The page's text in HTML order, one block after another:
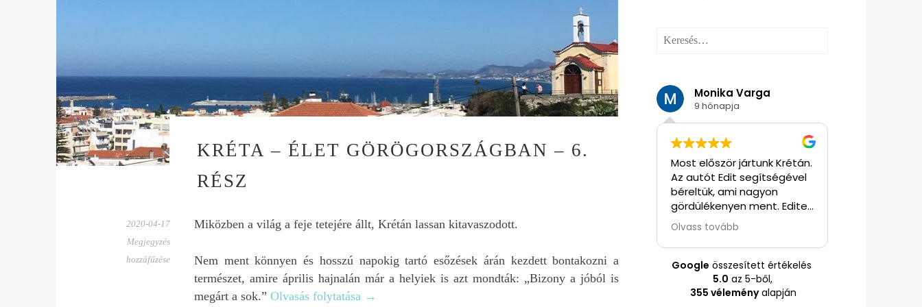
KRÉTA – ÉLET GÖRÖGORSZÁGBAN – 6.
RÉSZ
2020-04-17
Megjegyzés
hozzáfűzése
Miközben a világ a feje tetejére állt, Krétán lassan kitavaszodott.
Nem ment könnyen és hosszú napokig tartó esőzések árán kezdett bontakozni a
természet, amire április hajnalán már a helyiek is azt mondták: „Bizony a jóból is
megárt a sok.” Olvasás folytatása →
Keresés:
László Tóth
8 hónapja
előzetesen már gyűjteni
honlapjára, ahol nagyon sok
hasznos információt
Olvass tovább
Monika Varga
9 hónapja
Most először jártunk Krétán.
Az autót Edit segítségével
béreltük, ami nagyon
gördülékenyen ment. Editen
keresztül foglaltunk 1 napos
Santorini utazást
idegenvezetéssel. Seajet-
el mentünk Santorinire, ami
egy nagy élmény volt. Az
idegenvezető is nagyon
Olvass tovább
Google összesített értékelés
5.0 az 5-ből,
355 véleményalapján